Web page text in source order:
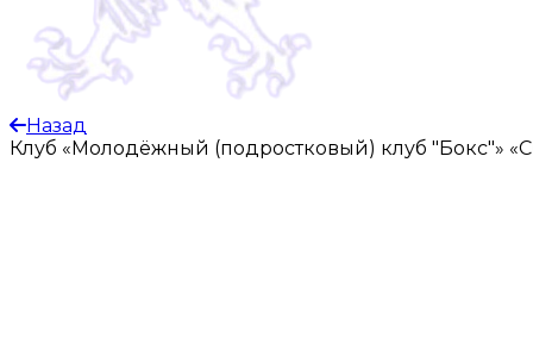
Назад
Клуб «Молодёжный (подростковый) клуб "Бокс"»